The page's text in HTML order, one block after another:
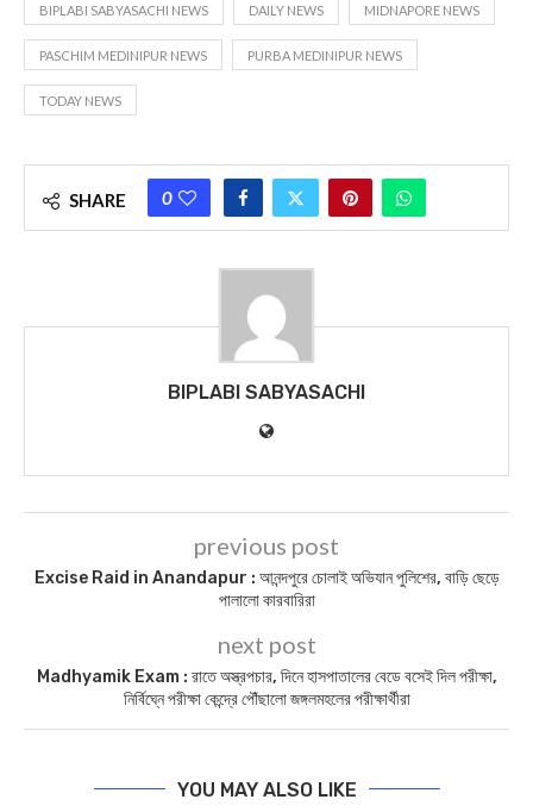
BIPLABI SABYASACHI NEWS DAILY NEWS MIDNAPORE NEWS
PASCHIM MEDINIPUR NEWS PURBA MEDINIPUR NEWS
TODAY NEWS
SHARE 0
BIPLABI SABYASACHI
previous post
Excise Raid in Anandapur : আনন্দপুরে চোলাই অভিযান পুলিশের, বাড়ি ছেড়ে
পালালো কারবারিরা
next post
Madhyamik Exam : রাতে অস্ত্রপচার, দিনে হাসপাতালের বেডে বসেই দিল পরীক্ষা,
নির্বিঘ্নে পরীক্ষা কেন্দ্রে পৌঁছালো জঙ্গলমহলের পরীক্ষার্থীরা
YOU MAY ALSO LIKE